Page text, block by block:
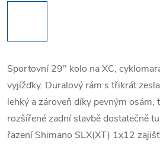
Sportovní 29" kolo na XC,
vyjížďky. Duralový rám s třikrát
lehký a zároveň díky pevným osám,
rozšířené zadní stavbě dostatečně
řazení Shimano SLX(XT) 1x12